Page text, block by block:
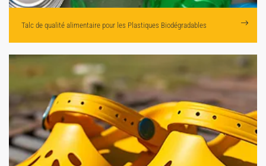
Talc de qualité alimentaire pour les Plastiques Biodégradables